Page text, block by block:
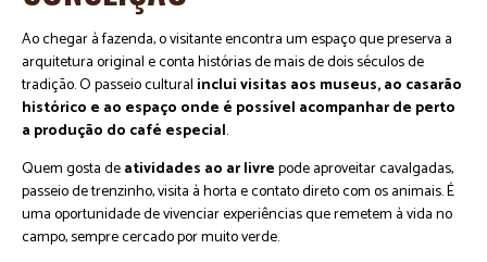
Ao chegar à fazenda, o visitante encontra um espaço que preserva a
arquitetura original e conta histórias de mais de dois séculos de
tradição. O passeio cultural inclui visitas aos museus, ao casarão
histórico e ao espaço onde é possível acompanhar de perto
a produção do café especial.
Quem gosta deatividades ao ar livrepode aproveitar cavalgadas,
passeio de trenzinho, visita à horta e contato direto com os animais. É
uma oportunidade de vivenciar experiências que remetem à vida no
campo, sempre cercado por muito verde.